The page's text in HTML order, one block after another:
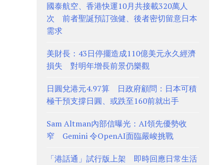
國泰航空、香港快運10月共接載320萬人
次 前者聖誕預訂強健、後者密切留意日本
需求
美財長：43日停擺造成110億美元永久經濟
損失 對明年增長前景仍樂觀
日圓兌港元4.97算 日政府顧問：日本可積
極干預支撐日圓、或跌至160前就出手
Sam Altman內部信曝光：AI領先優勢收
窄 Gemini 令OpenAI面臨嚴峻挑戰
「港話通」試行版上架 即時回應日常生活